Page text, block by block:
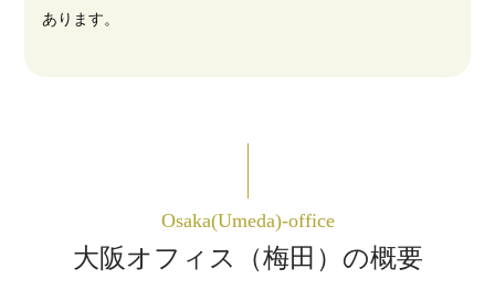
あります。
Osaka(Umeda)-office
大阪オフィス（梅田）の概要